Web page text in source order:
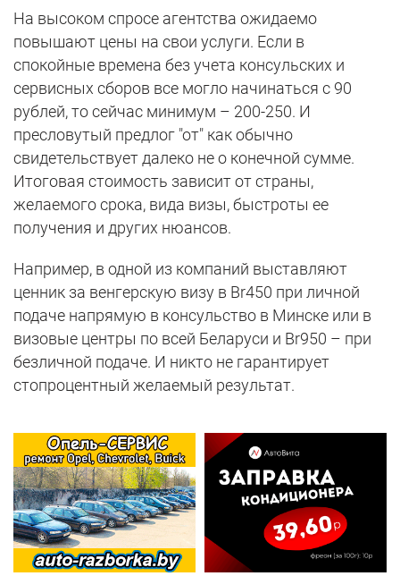
На высоком спросе агентства ожидаемо
повышают цены на свои услуги. Если в
спокойные времена без учета консульских и
сервисных сборов все могло начинаться с 90
рублей, то сейчас минимум – 200-250. И
пресловутый предлог "от" как обычно
свидетельствует далеко не о конечной сумме.
Итоговая стоимость зависит от страны,
желаемого срока, вида визы, быстроты ее
получения и других нюансов.
Например, в одной из компаний выставляют
ценник за венгерскую визу в Br450 при личной
подаче напрямую в консульство в Минске или в
визовые центры по всей Беларуси и Br950 – при
безличной подаче. И никто не гарантирует
стопроцентный желаемый результат.